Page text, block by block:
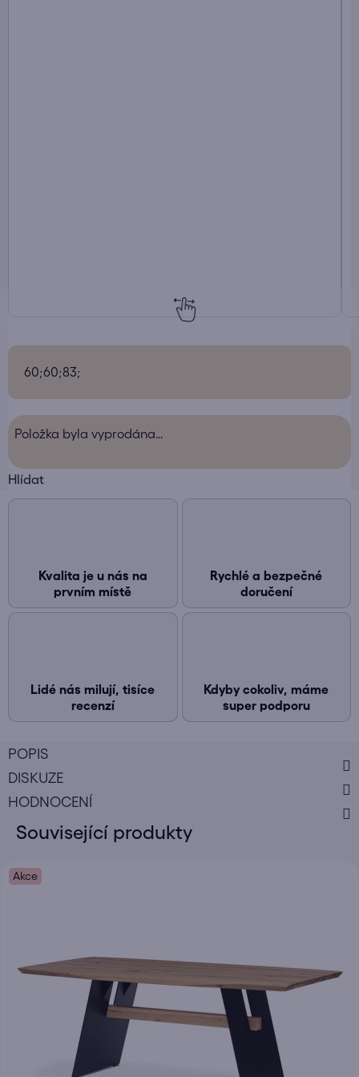
60;60;83;
Položka byla vyprodána…
Hlídat
Kvalita je u nás na
prvním místě
Rychlé a bezpečné
doručení
Lidé nás milují, tisíce
recenzí
Kdyby cokoliv, máme
super podporu
POPIS
DISKUZE
HODNOCENÍ
Související produkty
Akce